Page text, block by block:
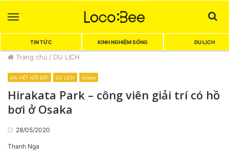
TIN TỨC KINH NGHIỆM SỐNG DU LỊCH
Trang chủ / DU LỊCH
BÀI VIẾT NỔI BẬT DU LỊCH Osaka
Hirakata Park – công viên giải trí có hồ
bơi ở Osaka
28/05/2020
Thanh Nga